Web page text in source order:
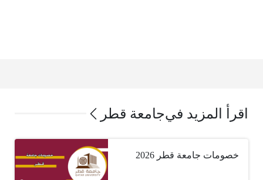
اقرأ المزيد فيجامعة قطر
خصومات جامعة قطر 2026